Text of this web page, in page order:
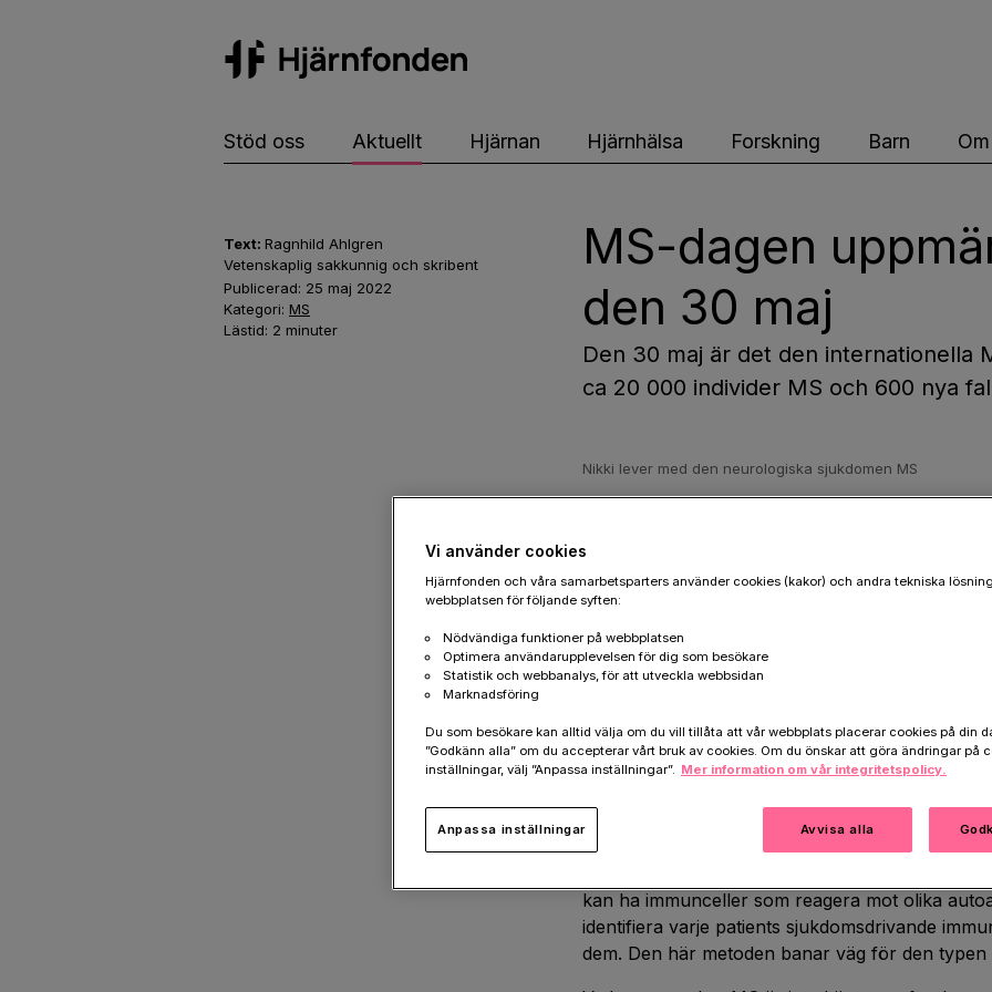
Stöd oss Aktuellt Hjärnan Hjärnhälsa Forskning Barn
Text: Ragnhild Ahlgren
Vetenskaplig sakkunnig och skribent
Publicerad: 25 maj 2022
Kategori: MS
Lästid: 2 minuter
MS-dagen
den 30 maj
Den 30 maj är det den internationella
ca 20 000 individer MS och 600 nya
Nikki lever med den neurologiska sjukdomen MS
, är, näst efter traumatisk
orsaken till neurologisk funktionsnedsättning
Sverige har ca 20 000 individer MS och 600
en inflammatorisk sjukdom där nervsystemet
symtom är känselstörningar, motoriska
synrubbningar. Det finns nu effektiva
kan dämpa skov. Några av de nya läkemedlen
immunförsvaret och det kan ge upphov till
komplikationer på sikt, till exempel infektioner.
För att kunna ge en mer precis behandling
som attackerar nervsystemet har forskare vi
metod som gör det möjligt att identifiera vilka
immuncellerna reagerar på hos individer med
kan ha immunceller som reagera mot olika
identifiera varje patients sjukdomsdrivande
dem. Den här metoden banar väg för den typen
Vi använder cookies
Hjärnfonden och våra samarbetsparters använder cookies (kakor) och andra tekniska
webbplatsen för följande syften:
Nödvändiga funktioner på webbplatsen
Optimera användarupplevelsen för dig som besökare
Statistik och webbanalys, för att utveckla webbsidan
Marknadsföring
Du som besökare kan alltid välja om du vill tillåta att vår webbplats placerar cookies på din
”Godkänn alla” om du accepterar vårt bruk av cookies. Om du önskar att göra ändringar på
inställningar, välj ”Anpassa inställningar”. Mer information om vår integritetspolicy.
Avvisa alla
Anpassa inställningar